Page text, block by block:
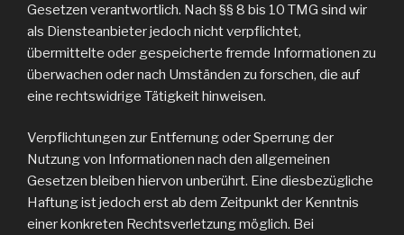
Gesetzen verantwortlich. Nach §§ 8 bis 10 TMG sind wir
als Diensteanbieter jedoch nicht verpflichtet,
übermittelte oder gespeicherte fremde Informationen zu
überwachen oder nach Umständen zu forschen, die auf
eine rechtswidrige Tätigkeit hinweisen.
Verpflichtungen zur Entfernung oder Sperrung der
Nutzung von Informationen nach den allgemeinen
Gesetzen bleiben hiervon unberührt. Eine diesbezügliche
Haftung ist jedoch erst ab dem Zeitpunkt der Kenntnis
einer konkreten Rechtsverletzung möglich. Bei